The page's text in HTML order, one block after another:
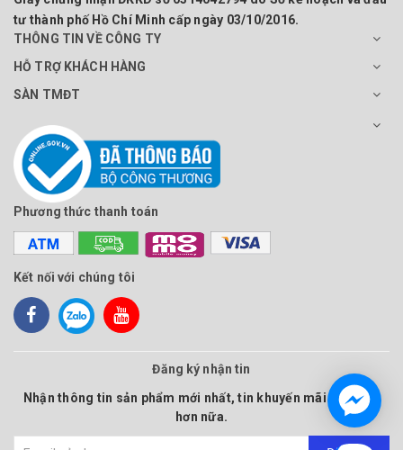
tư thành phố Hồ Chí Minh cấp ngày 03/10/2016.
THÔNG TIN VỀ CÔNG TY
HỖ TRỢ KHÁCH HÀNG
SÀN TMĐT
Phương thức thanh toán
Kết nối với chúng tôi
Đăng ký nhận tin
Nhận thông tin sản phẩm mới nhất, tin khuyến mãi và nhiều
hơn nữa.